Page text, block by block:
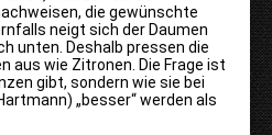
die gewünschte
neigt sich der Daumen
unten. Deshalb pressen die
aus wie Zitronen. Die Frage ist
gibt, sondern wie sie bei
„besser“ werden als